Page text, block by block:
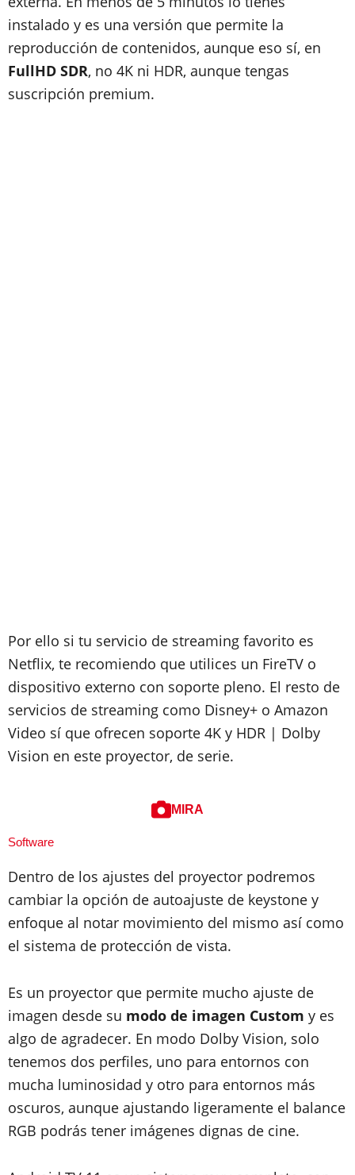
instalado y es una versión que permite la
reproducción de contenidos, aunque eso sí, en
FullHD SDR, no 4K ni HDR, aunque tengas
suscripción premium.
Por ello si tu servicio de streaming favorito es
Netflix, te recomiendo que utilices un FireTV o
dispositivo externo con soporte pleno. El resto de
servicios de streaming como Disney+ o Amazon
Video sí que ofrecen soporte 4K y HDR | Dolby
Vision en este proyector, de serie.
MIRA
Software
Dentro de los ajustes del proyector podremos
cambiar la opción de autoajuste de keystone y
enfoque al notar movimiento del mismo así como
el sistema de protección de vista.
Es un proyector que permite mucho ajuste de
imagen desde su modo de imagen Custom y es
algo de agradecer. En modo Dolby Vision, solo
tenemos dos perfiles, uno para entornos con
mucha luminosidad y otro para entornos más
oscuros, aunque ajustando ligeramente el balance
RGB podrás tener imágenes dignas de cine.